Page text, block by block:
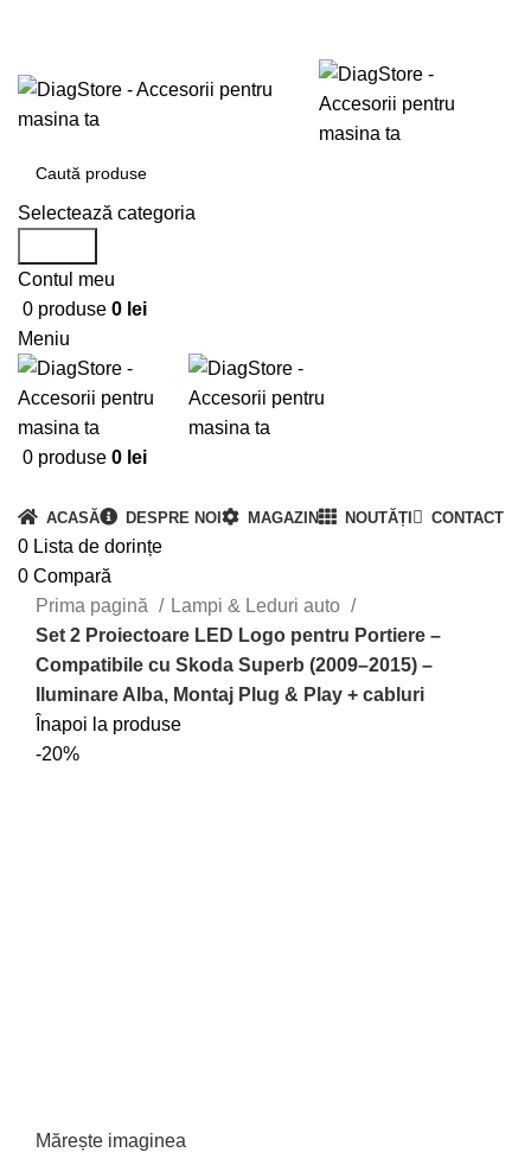
Selectează categoria
Contul meu
0 produse 0 lei
Meniu
0 produse 0 lei
ACASĂ DESPRE NOI MAGAZIN NOUTĂȚI CONTACT
0 Lista de dorințe
0 Compară
Prima pagină
Lampi & Leduri auto
Set 2 Proiectoare LED Logo pentru Portiere –
Compatibile cu Skoda Superb (2009–2015) –
Iluminare Alba, Montaj Plug & Play + cabluri
Înapoi la produse
-20%
Mărește imaginea